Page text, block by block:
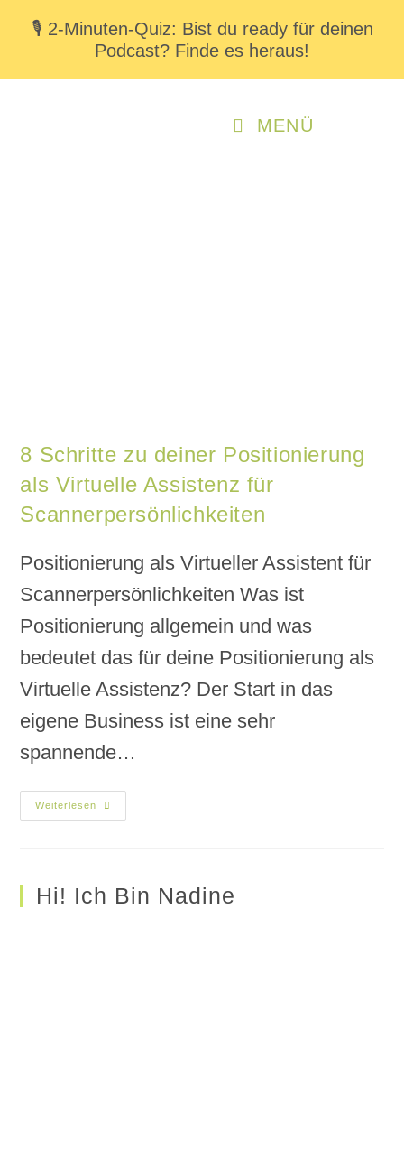
🎙️ 2-Minuten-Quiz: Bist du ready für deinen
Podcast? Finde es heraus!
MENÜ
8 Schritte zu deiner Positionierung
als Virtuelle Assistenz für
Scannerpersönlichkeiten
Positionierung als Virtueller Assistent für
Scannerpersönlichkeiten Was ist
Positionierung allgemein und was
bedeutet das für deine Positionierung als
Virtuelle Assistenz? Der Start in das
eigene Business ist eine sehr
spannende…
Weiterlesen
Hi! Ich Bin Nadine